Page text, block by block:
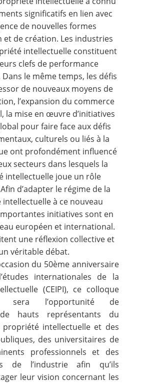
significatifs en lien avec
de nouvelles formes
et de création. Les industries
intellectuelle constituent
clefs de performance
le même temps, les défis
de nouveaux moyens de
l’expansion du commerce
la mise en œuvre d’initiatives
pour faire face aux défis
culturels ou liés à la
ont profondément influencé
secteurs dans lesquels la
intellectuelle joue un rôle
d’adapter le régime de la
à ce nouveau
initiatives sont en
européen et international.
une réflexion collective et
véritable débat.
du 50ème anniversaire
internationales de la
(CEIPI), ce colloque
sera l’opportunité de
hauts représentants du
intellectuelle et des
des universitaires de
professionnels et des
de l’industrie afin qu’ils
leur vision concernant les